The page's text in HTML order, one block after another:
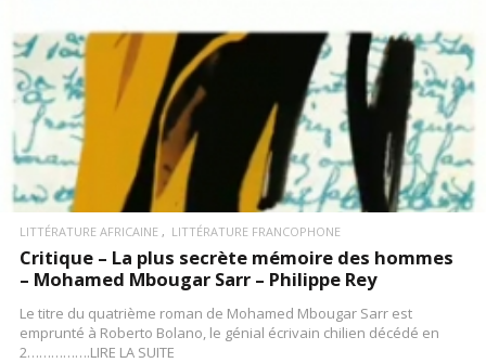
LITTÉRATURE AFRICAINE LITTÉRATURE FRANCOPHONE
Critique – La plus secrète mémoire des hommes
– Mohamed Mbougar Sarr – Philippe Rey
Le titre du quatrième roman de Mohamed Mbougar Sarr est
emprunté à Roberto Bolano, le génial écrivain chilien décédé en
2…………….LIRE LA SUITE